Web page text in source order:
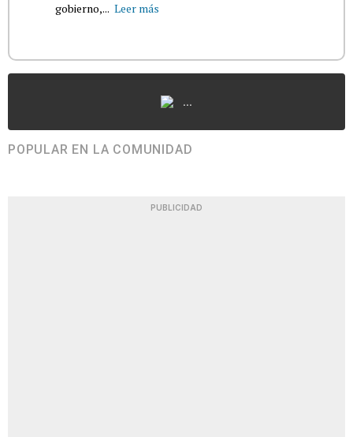
gobierno,... Leer más
...
POPULAR EN LA COMUNIDAD
PUBLICIDAD